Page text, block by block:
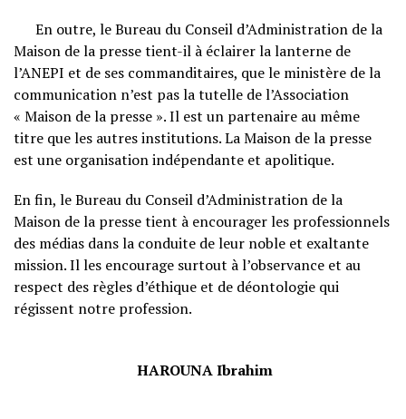
En outre, le Bureau du Conseil d’Administration de la
Maison de la presse tient-il à éclairer la lanterne de
l’ANEPI et de ses commanditaires, que le ministère de la
communication n’est pas la tutelle de l’Association
« Maison de la presse ». Il est un partenaire au même
titre que les autres institutions. La Maison de la presse
est une organisation indépendante et apolitique.
En fin, le Bureau du Conseil d’Administration de la
Maison de la presse tient à encourager les professionnels
des médias dans la conduite de leur noble et exaltante
mission. Il les encourage surtout à l’observance et au
respect des règles d’éthique et de déontologie qui
régissent notre profession.
HAROUNA Ibrahim